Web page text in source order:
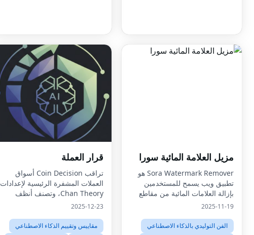
مزيل العلامة المائية سورا
Sora Watermark Remover هو
تطبيق ويب يسمح للمستخدمين
بإزالة العلامات المائية من مقاطع
الفيديو التي تم إنشاؤها بواسطة
الاصطناعي.
2025-11-19
الفن التوليدي بالذكاء الاصطناعي
قرار العملة
تراقب Coin Decision أسواق
العملات المشفرة الرئيسية لإعدادات
Chan Theory، وتصنف أنظف
الإشارات، وتدور ملخصات الذكاء
حالة التأهب إلى التداول في دقائق.
2025-12-23
مقاييس وتقييم الذكاء الاصطناعي